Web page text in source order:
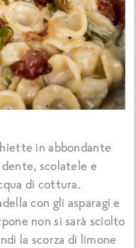
in abbondante
scolatele e
di cottura.
con gli asparagi e
non si sarà sciolto
la scorza di limone